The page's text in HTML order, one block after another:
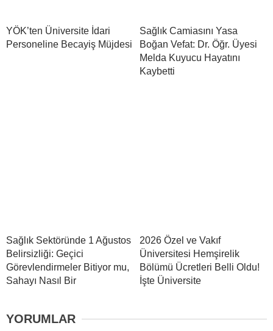
YÖK’ten Üniversite İdari
Personeline Becayiş Müjdesi
Sağlık Camiasını Yasa
Boğan Vefat: Dr. Öğr. Üyesi
Melda Kuyucu Hayatını
Kaybetti
Sağlık Sektöründe 1 Ağustos
Belirsizliği: Geçici
Görevlendirmeler Bitiyor mu,
Sahayı Nasıl Bir
2026 Özel ve Vakıf
Üniversitesi Hemşirelik
Bölümü Ücretleri Belli Oldu!
İşte Üniversite
YORUMLAR